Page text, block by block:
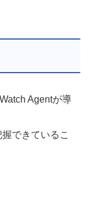
Agentが導
できているこ